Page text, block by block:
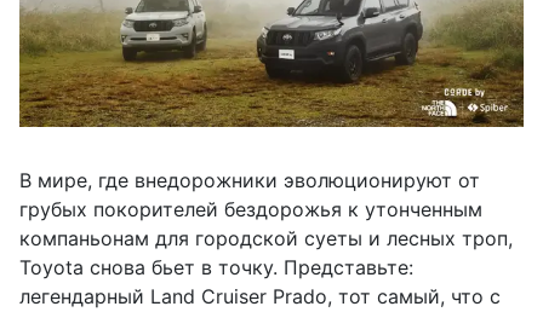
В мире, где внедорожники эволюционируют от
грубых покорителей бездорожья к утонченным
компаньонам для городской суеты и лесных троп,
Toyota снова бьет в точку. Представьте:
легендарный Land Cruiser Prado, тот самый, что с